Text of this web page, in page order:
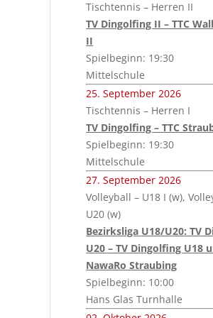
Tischtennis – Herren II
TV Dingolfing II – TTC
II
Spielbeginn: 19:30
Mittelschule
25. September 2026
Tischtennis – Herren I
TV Dingolfing – TTC
Spielbeginn: 19:30
Mittelschule
27. September 2026
Volleyball – U18 I (w),
U20 (w)
Bezirksliga U18/U20: TV
U20 – TV Dingolfing U18
NawaRo Straubing
Spielbeginn: 10:00
Hans Glas Turnhalle